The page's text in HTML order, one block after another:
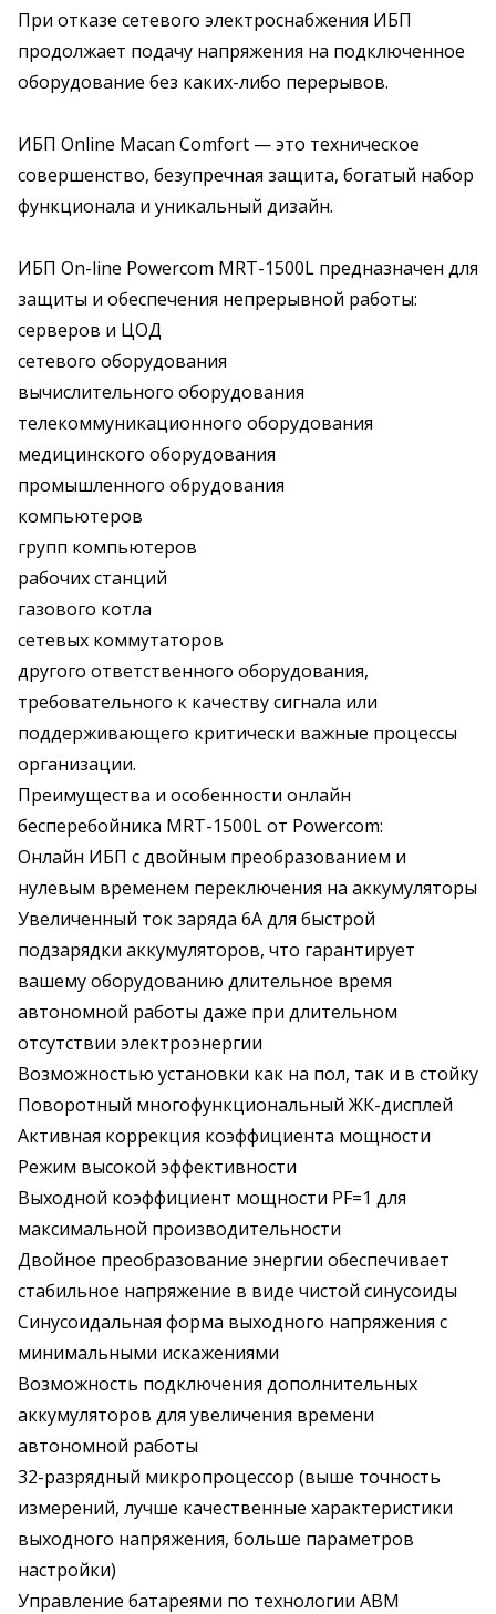
При отказе сетевого электроснабжения ИБП
продолжает подачу напряжения на подключенное
оборудование без каких-либо перерывов.
ИБП Online Macan Comfort — это техническое
совершенство, безупречная защита, богатый набор
функционала и уникальный дизайн.
ИБП On-line Powercom MRT-1500L предназначен для
защиты и обеспечения непрерывной работы:
серверов и ЦОД
сетевого оборудования
вычислительного оборудования
телекоммуникационного оборудования
медицинского оборудования
промышленного обрудования
компьютеров
групп компьютеров
рабочих станций
газового котла
сетевых коммутаторов
другого ответственного оборудования,
требовательного к качеству сигнала или
поддерживающего критически важные процессы
организации.
Преимущества и особенности онлайн
бесперебойника MRT-1500Lот Powercom:
Онлайн ИБП с двойным преобразованием и
нулевым временем переключения на аккумуляторы
Увеличенный ток заряда 6А для быстрой
подзарядки аккумуляторов, что гарантирует
вашему оборудованию длительное время
автономной работы даже при длительном
отсутствии электроэнергии
Возможностью установки как на пол, так и в стойку
Поворотный многофункциональный ЖК-дисплей
Активная коррекция коэффициента мощности
Режим высокой эффективности
Выходной коэффициент мощности PF=1 для
максимальной производительности
Двойное преобразование энергии обеспечивает
стабильное напряжение в виде чистой синусоиды
Синусоидальная форма выходного напряжения с
минимальными искажениями
Возможность подключения дополнительных
аккумуляторов для увеличения времени
автономной работы
32-разрядный микропроцессор (выше точность
измерений, лучше качественные характеристики
выходного напряжения, больше параметров
настройки)
Управление батареями по технологии ABM